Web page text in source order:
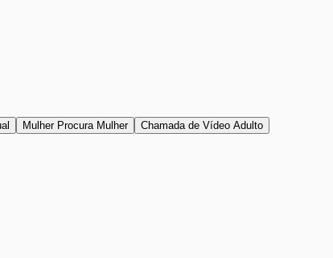
Mulher Procura Mulher Chamada de Vídeo Adulto